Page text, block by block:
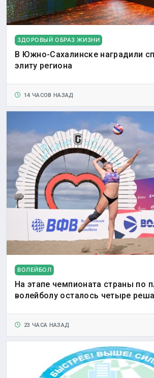
ЗДОРОВЫЙ ОБРАЗ ЖИЗНИ
В Южно-Сахалинске наградили
элиту региона
14 ЧАСОВ НАЗАД
ВОЛЕЙБОЛ
На этапе чемпионата страны по
волейболу осталось четыре
23 ЧАСА НАЗАД